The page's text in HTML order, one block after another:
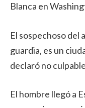
Blanca en
El sospechoso del
guardia, es un
declaró no
El hombre llegó a